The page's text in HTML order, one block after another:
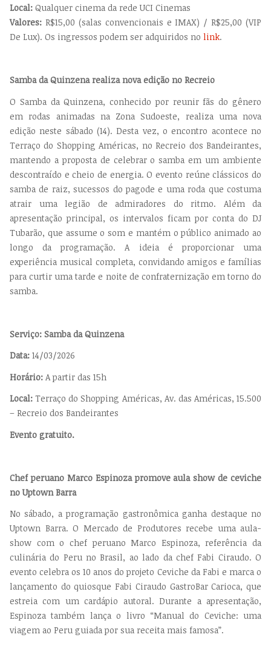
Local: Qualquer cinema da rede UCI Cinemas
Valores: R$15,00 (salas convencionais e IMAX) / R$25,00 (VIP
De Lux). Os ingressos podem ser adquiridos no link.
Samba da Quinzena realiza nova edição no Recreio
O Samba da Quinzena, conhecido por reunir fãs do gênero
em rodas animadas na Zona Sudoeste, realiza uma nova
edição neste sábado (14). Desta vez, o encontro acontece no
Terraço do Shopping Américas, no Recreio dos Bandeirantes,
mantendo a proposta de celebrar o samba em um ambiente
descontraído e cheio de energia. O evento reúne clássicos do
samba de raiz, sucessos do pagode e uma roda que costuma
atrair uma legião de admiradores do ritmo. Além da
apresentação principal, os intervalos ficam por conta do DJ
Tubarão, que assume o som e mantém o público animado ao
longo da programação. A ideia é proporcionar uma
experiência musical completa, convidando amigos e famílias
para curtir uma tarde e noite de confraternização em torno do
samba.
Serviço: Samba da Quinzena
Data: 14/03/2026
Horário: A partir das 15h
Local: Terraço do Shopping Américas, Av. das Américas, 15.500
– Recreio dos Bandeirantes
Evento gratuito.
Chef peruano Marco Espinoza promove aula show de ceviche
no Uptown Barra
No sábado, a programação gastronômica ganha destaque no
Uptown Barra. O Mercado de Produtores recebe uma aula-
show com o chef peruano Marco Espinoza, referência da
culinária do Peru no Brasil, ao lado da chef Fabi Ciraudo. O
evento celebra os 10 anos do projeto Ceviche da Fabi e marca o
lançamento do quiosque Fabi Ciraudo GastroBar Carioca, que
estreia com um cardápio autoral. Durante a apresentação,
Espinoza também lança o livro “Manual do Ceviche: uma
viagem ao Peru guiada por sua receita mais famosa”.